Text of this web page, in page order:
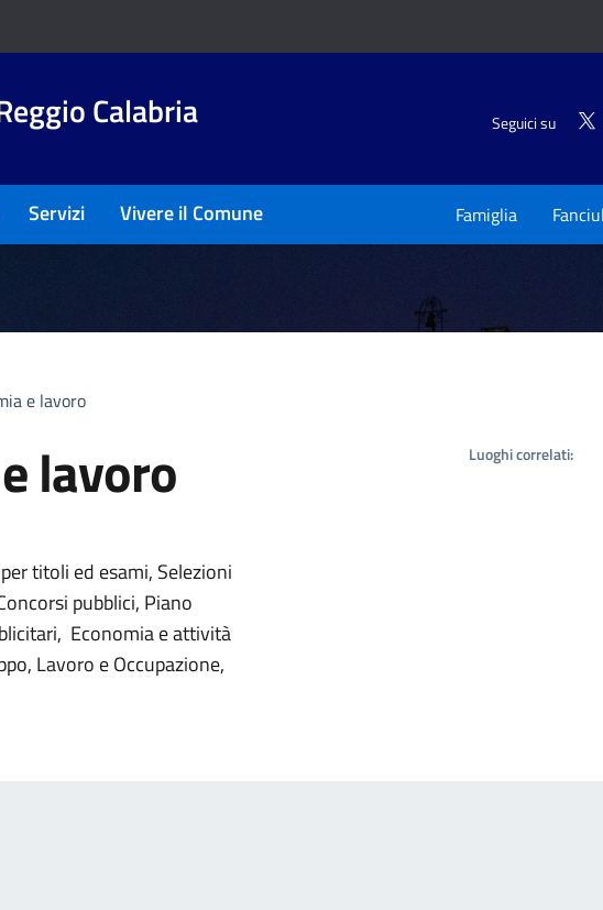
Calabria Seguici su
Servizi Vivere il Comune Famiglia
e lavoro
lavoro
notizia
titoli ed esami, Selezioni
pubblici, Piano
Economia e attività
Lavoro e Occupazione,
Luoghi correlati: